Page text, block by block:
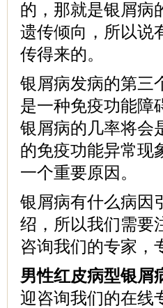
的，那就是银屑病
遗传倾向，所以说
传得来的。
银屑病发病的第三
是一种免疫功能障
银屑病的几率将会
的免疫功能异常现
一个重要原因。
银屑病有什么病因
绍，所以我们需要
咨询我们的专家，
男性红皮病型银屑
迎咨询我们的在线